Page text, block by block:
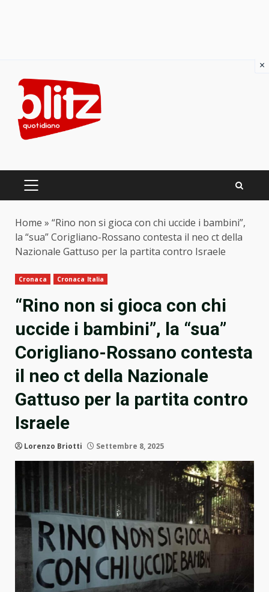
content
PRIMARY
Home » “Rino non si gioca con chi uccide i bambini”,
la “sua” Corigliano-Rossano contesta il neo ct della
Nazionale Gattuso per la partita contro Israele
Cronaca Cronaca Italia
“Rino non si gioca con chi
uccide i bambini”, la “sua”
Corigliano-Rossano contesta
il neo ct della Nazionale
Gattuso per la partita contro
Israele
Lorenzo Briotti Settembre 8, 2025
×